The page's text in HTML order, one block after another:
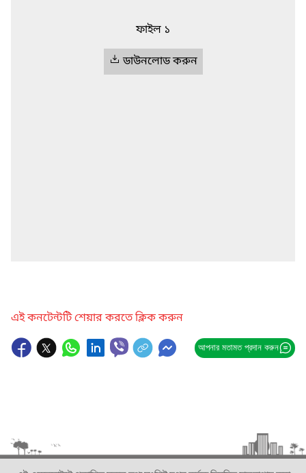
ফাইল ১
ডাউনলোড করুন
এই কনটেন্টটি শেয়ার করতে ক্লিক করুন
আপনার মতামত প্রদান করুন